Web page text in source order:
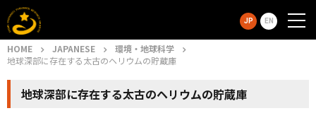
JP EN
HOME JAPANESE
環境・地球科学
地球深部に存在する太古のヘリウムの貯蔵庫
地球深部に存在する太古のヘリウムの貯蔵庫